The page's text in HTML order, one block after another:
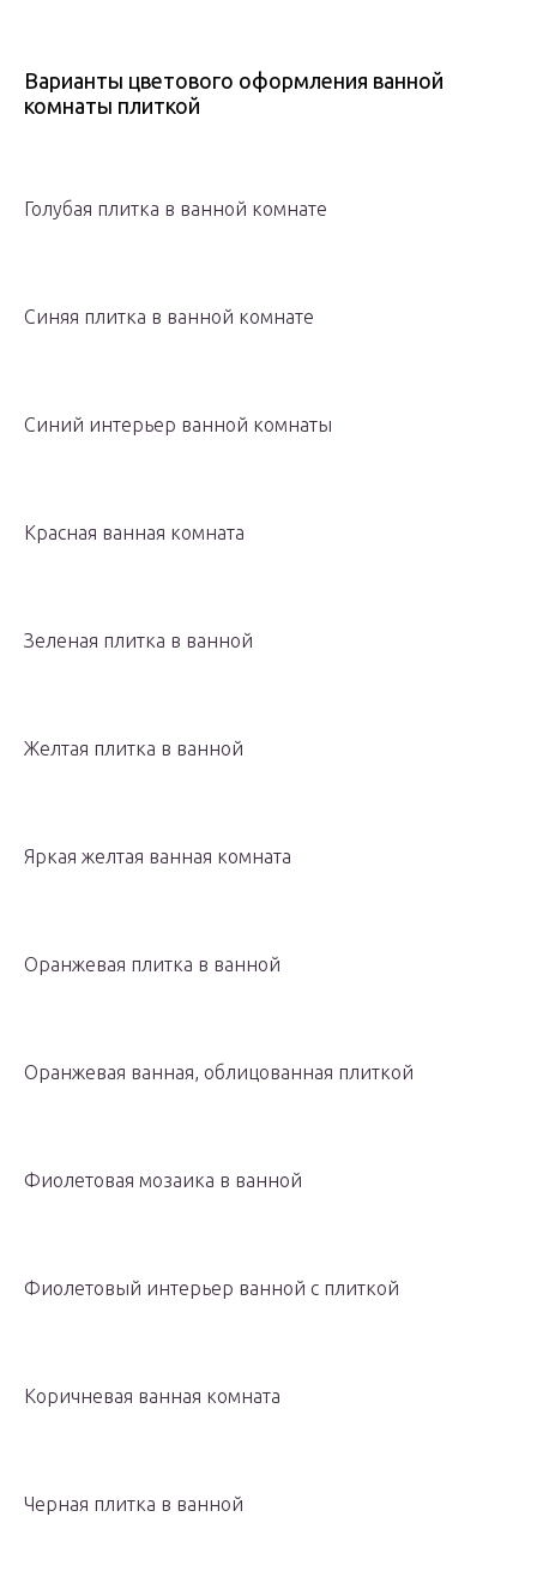
Варианты цветового оформления ванной
комнаты плиткой
Голубая плитка в ванной комнате
Синяя плитка в ванной комнате
Синий интерьер ванной комнаты
Красная ванная комната
Зеленая плитка в ванной
Желтая плитка в ванной
Яркая желтая ванная комната
Оранжевая плитка в ванной
Оранжевая ванная, облицованная плиткой
Фиолетовая мозаика в ванной
Фиолетовый интерьер ванной с плиткой
Коричневая ванная комната
Черная плитка в ванной